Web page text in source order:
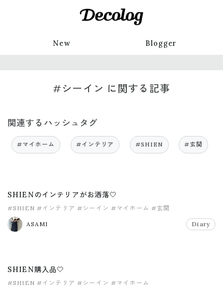
New Blogger
#シーイン に関する記事
関連するハッシュタグ
#マイホーム #インテリア #SHIEN #玄関
SHIENのインテリアがお洒落🤍
#SHIEN #インテリア #シーイン #マイホーム #玄関
ASAMI Diary
SHIEN購入品🤍
#SHIEN #インテリア #シーイン #マイホーム